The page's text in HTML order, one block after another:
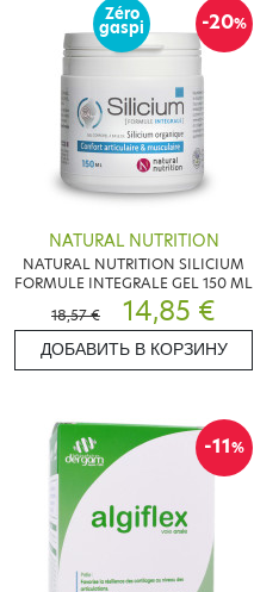
-20%
Zéro
gaspi
NATURAL NUTRITION
NATURAL NUTRITION SILICIUM
FORMULE INTEGRALE GEL 150 ML
18,57 €
14,85 €
ДОБАВИТЬ В КОРЗИНУ
-11%